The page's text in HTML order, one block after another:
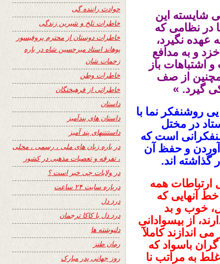
شایسته این
در نظامی که
نگیرد،
و به مدافع
اشتباهات باز
از صف
گیرد. »
روشنفکر نما با
در مختل
است که
و حفظ آن
اند.
ارتباطات همه
آنهایی که
خوب و بد
از بیسوادانی
اندازند کاملآ
باسواد که
به مراتب نا
حوادث راننده گی
خاطرات تلخ و شیرین زندگی
خاطرات دوستان از محترم پروفیسور
پوهاند استاد میرحسین شاه در باره
زحمات شان
خاطرات وطن
خاطراتی از فرهیختگان
داستان
داستان های پندآمیز
داستنتنهای پند آمیز
در باره زبان های ملی ، رسمی ، محلی
، تفرقه و تعصبات مذهبی در کشور
در ولایات چی خبر است ؟
درباره سایت ۲۴ ساعت
درد دل
درد دل با کاکا ترجمان
دلنوشته ها
رمان طنز
روز جهانی پدر مبارک